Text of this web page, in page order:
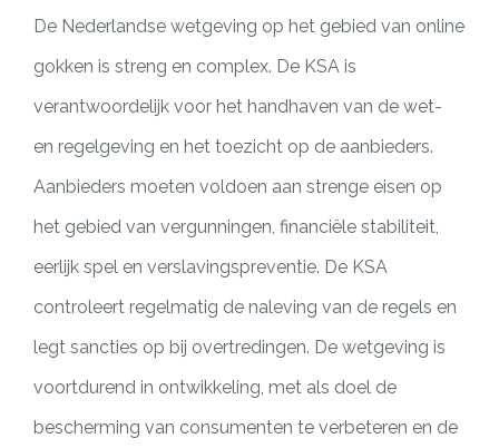
De Nederlandse wetgeving op het gebied van online
gokken is streng en complex. De KSA is
verantwoordelijk voor het handhaven van de wet-
en regelgeving en het toezicht op de aanbieders.
Aanbieders moeten voldoen aan strenge eisen op
het gebied van vergunningen, financiële stabiliteit,
eerlijk spel en verslavingspreventie. De KSA
controleert regelmatig de naleving van de regels en
legt sancties op bij overtredingen. De wetgeving is
voortdurend in ontwikkeling, met als doel de
bescherming van consumenten te verbeteren en de